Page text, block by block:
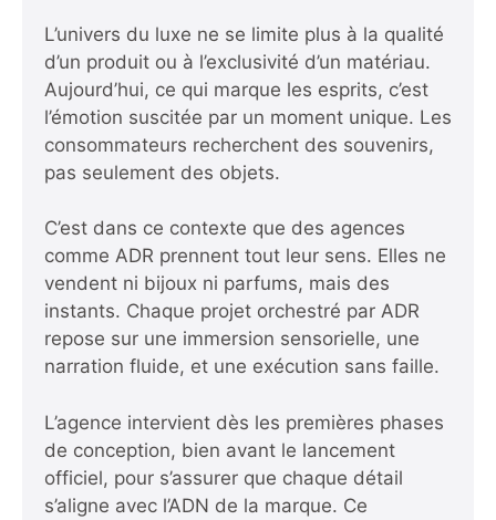
L’univers du luxe ne se limite plus à la qualité
d’un produit ou à l’exclusivité d’un matériau.
Aujourd’hui, ce qui marque les esprits, c’est
l’émotion suscitée par un moment unique. Les
consommateurs recherchent des souvenirs,
pas seulement des objets.
C’est dans ce contexte que des agences
comme ADR prennent tout leur sens. Elles ne
vendent ni bijoux ni parfums, mais des
instants. Chaque projet orchestré par ADR
repose sur une immersion sensorielle, une
narration fluide, et une exécution sans faille.
L’agence intervient dès les premières phases
de conception, bien avant le lancement
officiel, pour s’assurer que chaque détail
s’aligne avec l’ADN de la marque. Ce